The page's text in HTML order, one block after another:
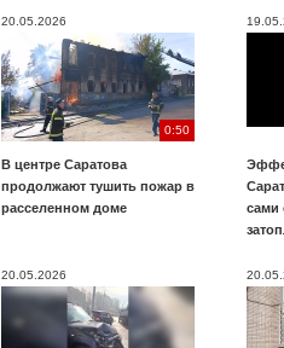
20.05.2026
0:50
В центре Саратова
продолжают тушить пожар в
расселенном доме
сами
20.05.2026